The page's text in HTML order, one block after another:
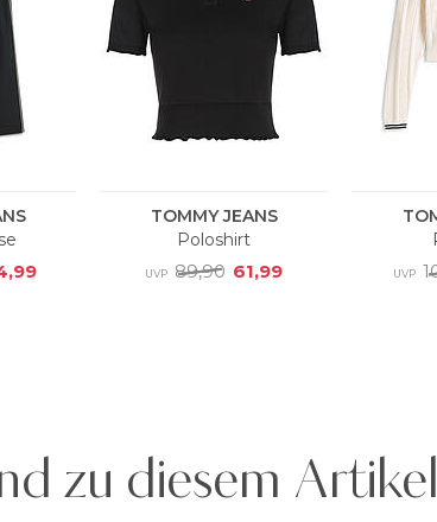
zu diesem Artikel